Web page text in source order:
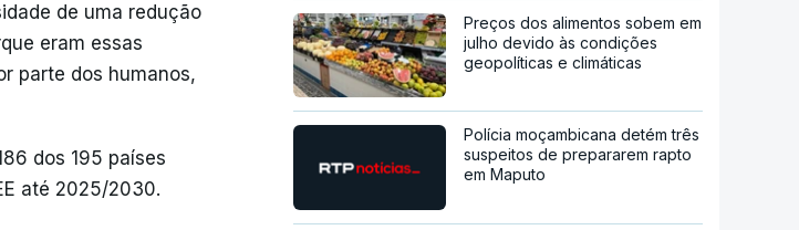
de uma redução
eram essas
parte dos humanos,
dos 195 países
até 2025/2030.
Preços dos alimentos sobem em
julho devido às condições
geopolíticas e climáticas
Polícia moçambicana detém três
suspeitos de prepararem rapto
em Maputo